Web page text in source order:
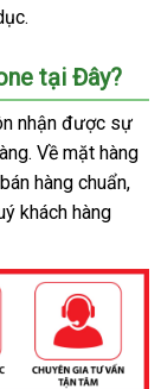
tại Đây?
nhận đẹp
được sự
hàng
giả
. Về mặt hàng
hàng chuẩn,
khách hàng